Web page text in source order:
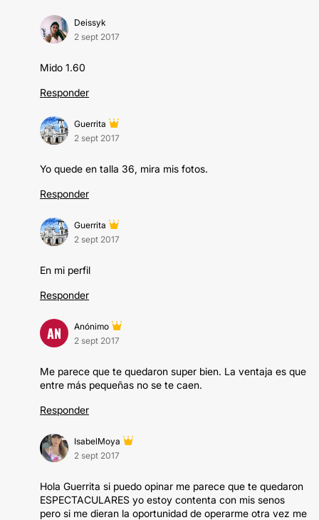
Deissyk
2 sept 2017
Mido 1.60
Responder
Guerrita
2 sept 2017
Yo quede en talla 36, mira mis fotos.
Responder
Guerrita
2 sept 2017
En mi perfil
Responder
AN
Anónimo
2 sept 2017
Me parece que te quedaron super bien. La ventaja es que
entre más pequeñas no se te caen.
Responder
IsabelMoya
2 sept 2017
Hola Guerrita si puedo opinar me parece que te quedaron
ESPECTACULARES yo estoy contenta con mis senos
pero si me dieran la oportunidad de operarme otra vez me